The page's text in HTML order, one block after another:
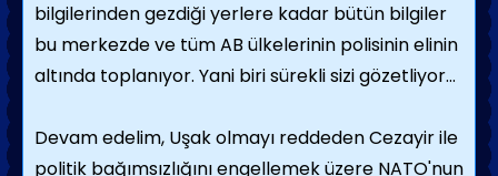
bilgilerinden gezdiği yerlere kadar bütün bilgiler
bu merkezde ve tüm AB ülkelerinin polisinin elinin
altında toplanıyor. Yani biri sürekli sizi gözetliyor...
Devam edelim, Uşak olmayı reddeden Cezayir ile
politik bağımsızlığını engellemek üzere NATO'nun